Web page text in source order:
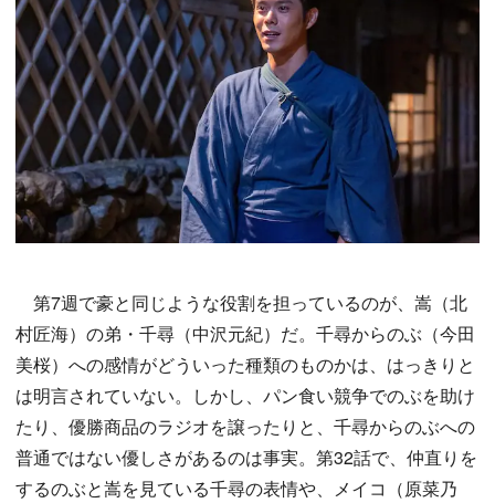
第7週で豪と同じような役割を担っているのが、嵩（北
村匠海）の弟・千尋（中沢元紀）だ。千尋からのぶ（今田
美桜）への感情がどういった種類のものかは、はっきりと
は明言されていない。しかし、パン食い競争でのぶを助け
たり、優勝商品のラジオを譲ったりと、千尋からのぶへの
普通ではない優しさがあるのは事実。第32話で、仲直りを
するのぶと嵩を見ている千尋の表情や、メイコ（原菜乃